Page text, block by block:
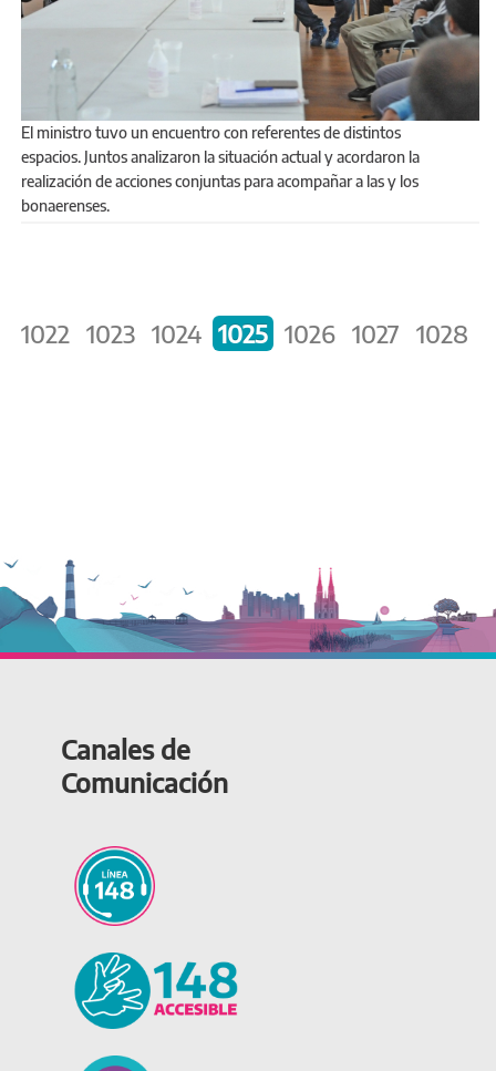
El ministro tuvo un encuentro con referentes de distintos
espacios. Juntos analizaron la situación actual y acordaron la
realización de acciones conjuntas para acompañar a las y los
bonaerenses.
1022 1023 1024 1025 1026 1027 1028
Canales de
Comunicación